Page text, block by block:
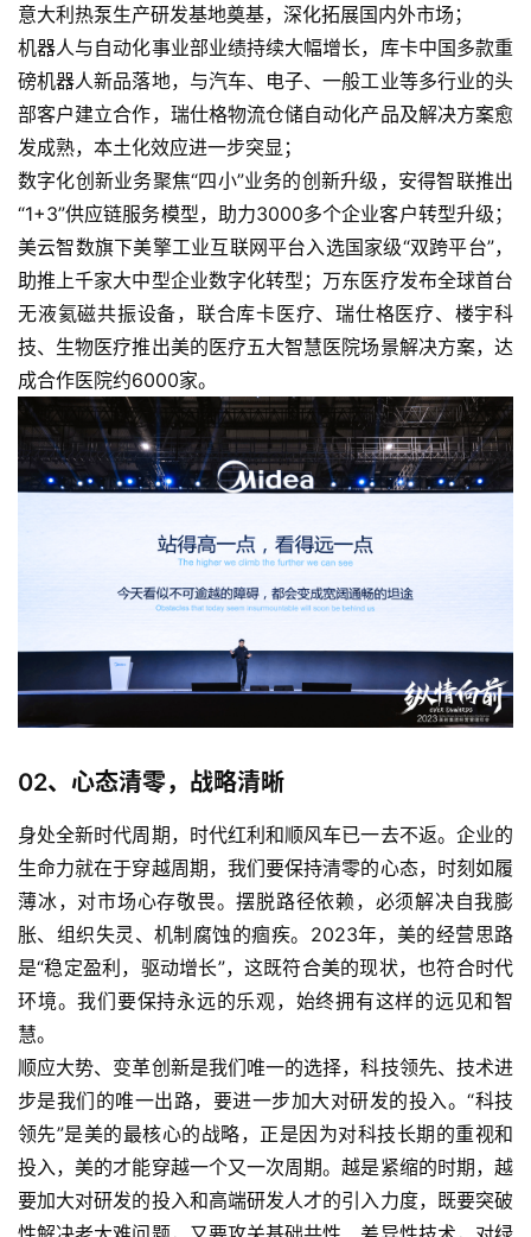
意大利热泵生产研发基地奠基，深化拓展国内外市场；
机器人与自动化事业部业绩持续大幅增长，库卡中国多款重
磅机器人新品落地，与汽车、电子、一般工业等多行业的头
部客户建立合作，瑞仕格物流仓储自动化产品及解决方案愈
发成熟，本土化效应进一步突显；
数字化创新业务聚焦“四小”业务的创新升级，安得智联推出
“1+3”供应链服务模型，助力3000多个企业客户转型升级；
美云智数旗下美擎工业互联网平台入选国家级“双跨平台”，
助推上千家大中型企业数字化转型；万东医疗发布全球首台
无液氦磁共振设备，联合库卡医疗、瑞仕格医疗、楼宇科
技、生物医疗推出美的医疗五大智慧医院场景解决方案，达
成合作医院约6000家。
02、 心态清零，战略清晰
身处全新时代周期，时代红利和顺风车已一去不返。企业的
生命力就在于穿越周期，我们要保持清零的心态，时刻如履
薄冰，对市场心存敬畏。摆脱路径依赖，必须解决自我膨
胀、组织失灵、机制腐蚀的痼疾。2023年，美的经营思路
是“稳定盈利，驱动增长”，这既符合美的现状，也符合时代
环境。我们要保持永远的乐观，始终拥有这样的远见和智
慧。
顺应大势、变革创新是我们唯一的选择，科技领先、技术进
步是我们的唯一出路，要进一步加大对研发的投入。“科技
领先”是美的最核心的战略，正是因为对科技长期的重视和
投入，美的才能穿越一个又一次周期。越是紧缩的时期，越
要加大对研发的投入和高端研发人才的引入力度，既要突破